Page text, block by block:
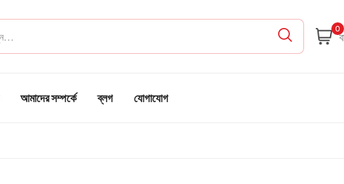
0
আমাদের সম্পর্কে ব্লগ যোগাযোগ